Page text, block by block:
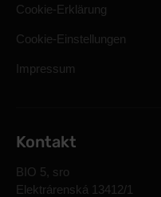
Cookie-Erklärung
Cookie-Einstellungen
Impressum
Kontakt
BIO 5, sro
Elektrárenská 13412/1